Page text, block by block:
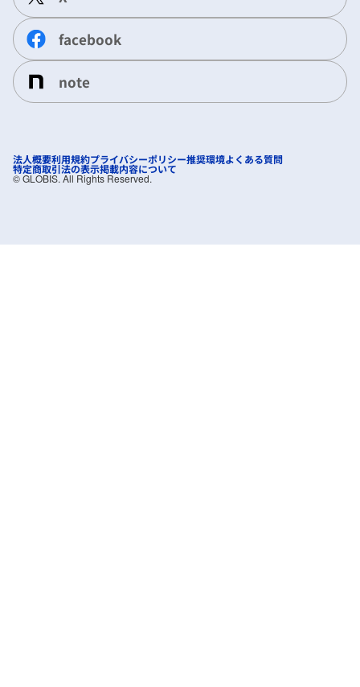
facebook
note
法人概要利用規約プライバシーポリシー推奨環境よくある質問
特定商取引法の表示掲載内容について
©︎ GLOBIS. All Rights Reserved.